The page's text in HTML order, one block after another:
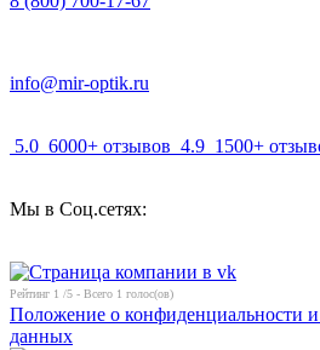
info@mir-optik.ru
5.0 6000+ отзывов 4.9 1500+
Мы в Соц.сетях:
Рейтинг 1 /5 - Всего 1 голос(ов)
Положение о конфиденциальности
данных